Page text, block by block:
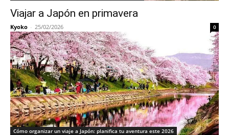
Viajar a Japón en primavera
Kyoko - 25/02/2026 0
Cómo organizar un viaje a Japón: planifica tu aventura este 2026